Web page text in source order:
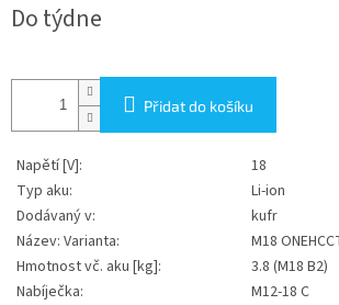
cena:
Do týdne
Přidat do košíku
Napětí [V]:
18
Typ aku:
Li-ion
Dodávaný v:
kufr
Název: Varianta:
M18
Hmotnost vč. aku [kg]:
3.8 (M18 B2)
Nabíječka:
M12-18 C